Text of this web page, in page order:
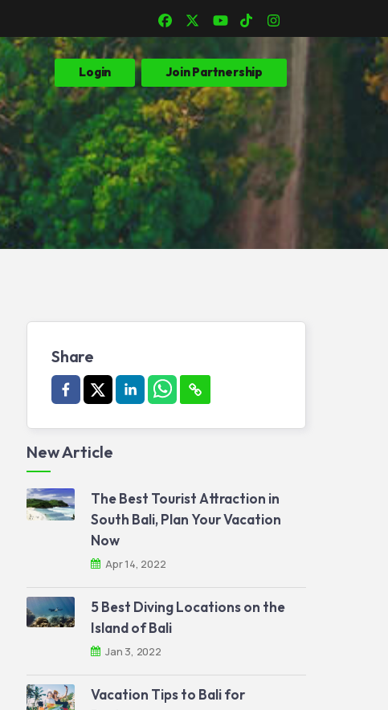
Login Join Partnership
Share
New Article
The Best Tourist Attraction in
South Bali, Plan Your Vacation
Now
Apr 14, 2022
5 Best Diving Locations on the
Island of Bali
Jan 3, 2022
Vacation Tips to Bali for